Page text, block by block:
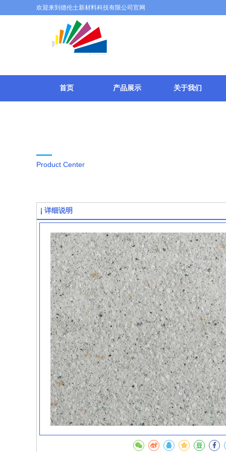
欢迎来到德伦士新材料科技有限公司官网
首页 产品展示 关于我们
Product Center
详细说明